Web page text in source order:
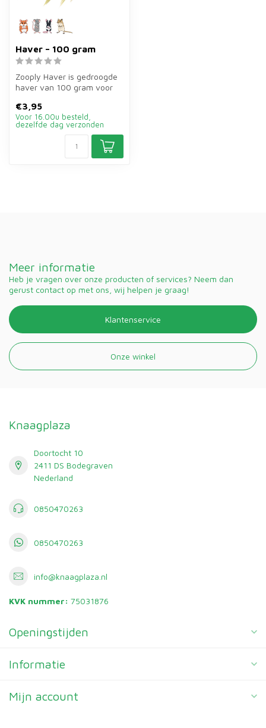
Haver – 100 gram
Zooply Haver is gedroogde
haver van 100 gram voor
en r...
€3,95
Voor 16.00u besteld,
dezelfde dag verzonden
Meer informatie
Heb je vragen over onze producten of services? Neem dan
gerust contact op met ons, wij helpen je graag!
Klantenservice
Onze winkel
Knaagplaza
Doortocht 10
2411 DS Bodegraven
Nederland
0850470263
0850470263
info@knaagplaza.nl
KVK nummer: 75031876
Openingstijden
Informatie
Mijn account